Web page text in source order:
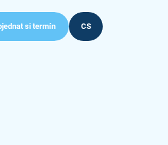
CS
si termín